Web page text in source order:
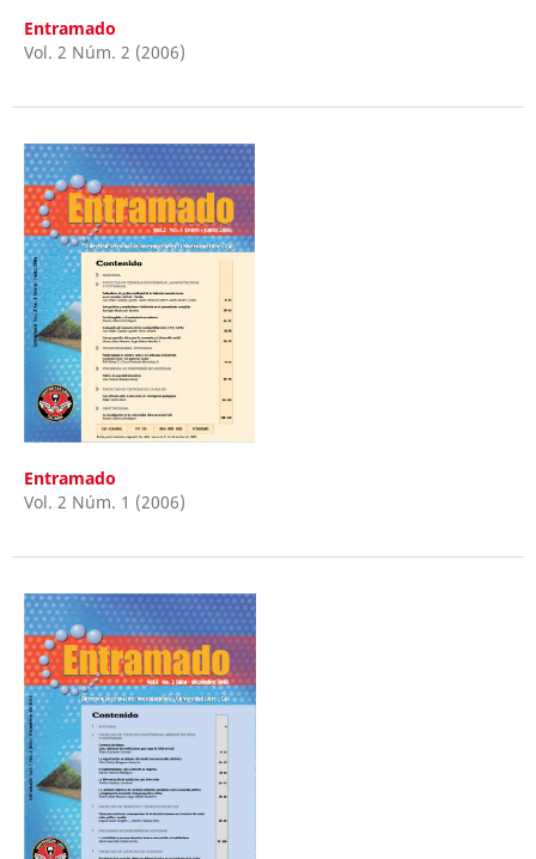
Entramado
Vol. 2 Núm. 2 (2006)
Entramado
Vol. 2 Núm. 1 (2006)